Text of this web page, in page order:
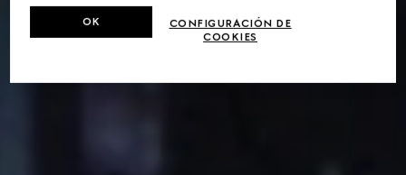
CONFIGURACIÓN DE
COOKIES
OK